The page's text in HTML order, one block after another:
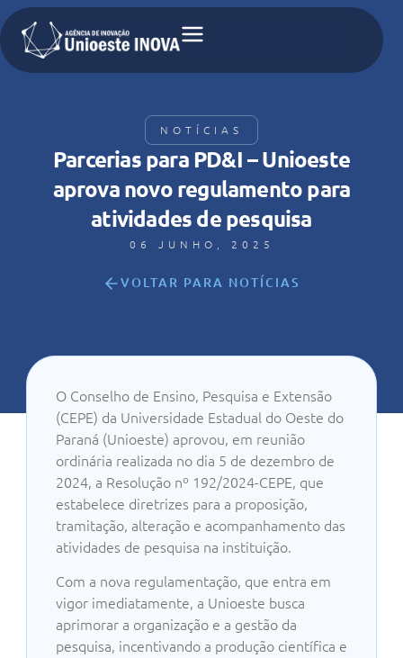
NOTÍCIAS
Parcerias para PD&I – Unioeste
aprova novo regulamento para
atividades de pesquisa
06 JUNHO, 2025
VOLTAR PARA NOTÍCIAS
O Conselho de Ensino, Pesquisa e Extensão
(CEPE) da Universidade Estadual do Oeste do
Paraná (Unioeste) aprovou, em reunião
ordinária realizada no dia 5 de dezembro de
2024, a Resolução nº 192/2024-CEPE, que
estabelece diretrizes para a proposição,
tramitação, alteração e acompanhamento das
atividades de pesquisa na instituição.
Com a nova regulamentação, que entra em
vigor imediatamente, a Unioeste busca
aprimorar a organização e a gestão da
pesquisa, incentivando a produção científica e